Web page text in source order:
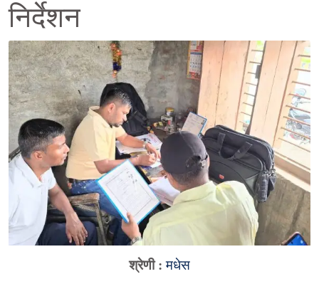
निर्देशन
श्रेणी :मधेस